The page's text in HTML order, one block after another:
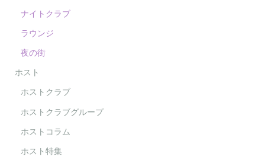
ナイトクラブ
ラウンジ
夜の街
ホスト
ホストクラブ
ホストクラブグループ
ホストコラム
ホスト特集